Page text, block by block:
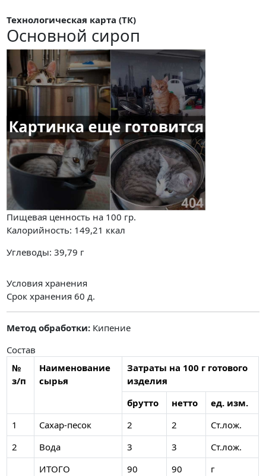
Технологическая карта (ТК)
Основной сироп
Пищевая ценность на 100 гр.
Калорийность: 149,21 ккал
Углеводы: 39,79 г
Условия хранения
Срок хранения 60 д.
Метод обработки: Кипение
Состав
№
з/п
Наименование
сырья
Затраты на 100 г готового
изделия
брутто
нетто
ед. изм.
1
Сахар-песок 2 2
Ст.лож.
2
Вода 3 3
Ст.лож.
ИТОГО
90 90 г